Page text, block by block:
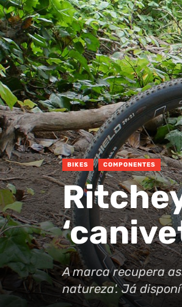
BIKES COMPONENTES
A marca recupera
natureza'. Já